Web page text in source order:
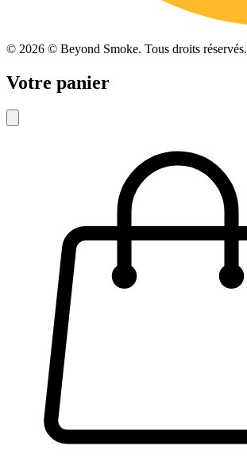
© 2026 © Beyond Smoke. Tous droits réservés.
Votre panier